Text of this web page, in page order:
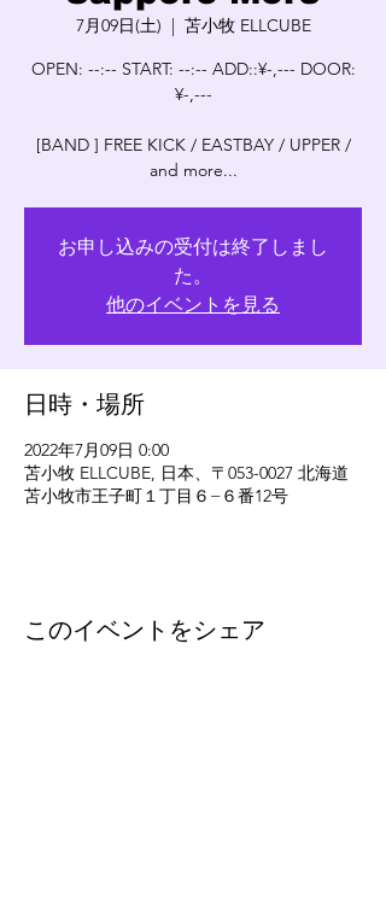
7月09日(土)
  |
苫小牧 ELLCUBE
OPEN: --:-- START: --:-- ADD::¥-,--- DOOR:
¥-,---
[BAND ] FREE KICK / EASTBAY / UPPER /
and more...
お申し込みの受付は終了しまし
た。
他のイベントを見る
日時・場所
2022年7月09日 0:00
苫小牧 ELLCUBE, 日本、〒053-0027 北海道
苫小牧市王子町１丁目６−６番12号
このイベントをシェア